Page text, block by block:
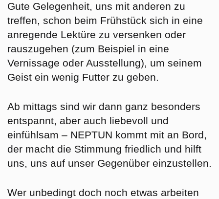
Gute Gelegenheit, uns mit anderen zu
treffen, schon beim Frühstück sich in eine
anregende Lektüre zu versenken oder
rauszugehen (zum Beispiel in eine
Vernissage oder Ausstellung), um seinem
Geist ein wenig Futter zu geben.
Ab mittags sind wir dann ganz besonders
entspannt, aber auch liebevoll und
einfühlsam – NEPTUN kommt mit an Bord,
der macht die Stimmung friedlich und hilft
uns, uns auf unser Gegenüber einzustellen.
Wer unbedingt doch noch etwas arbeiten